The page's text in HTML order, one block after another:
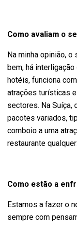
Como avaliam o
Na minha opinião,
bem, há
hotéis, funciona
atrações turísticas
sectores. Na
pacotes variados,
comboio a uma
restaurante
Como estão a
Estamos a fazer o
sempre com